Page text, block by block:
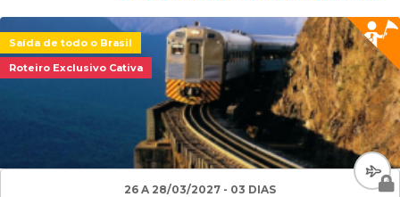
Saída de todo o Brasil
Roteiro Exclusivo Cativa
26 A 28/03/2027 - 03 DIAS